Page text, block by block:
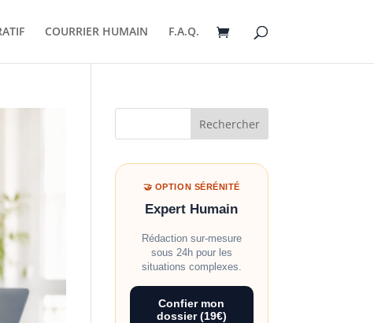
COURRIER HUMAIN F.A.Q.
Rechercher
🤝 OPTION SÉRÉNITÉ
Expert Humain
Rédaction sur-mesure
sous 24h pour les
situations complexes.
Confier mon
dossier (19€)